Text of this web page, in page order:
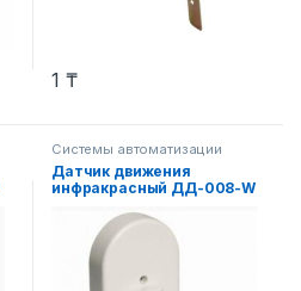
1 ₸
Системы автоматизации
Датчик движения
инфракрасный ДД-008-W